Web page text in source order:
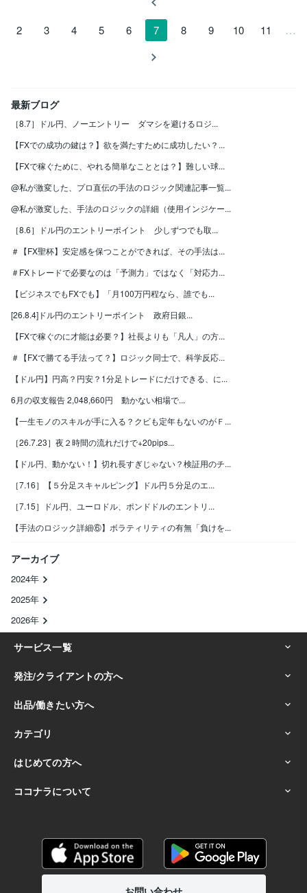
2 3 4 5 6 7 8 9 10 11 …
最新ブログ
［8.7］ドル円、ノーエントリー ダマシを避けるロジ...
【FXでの成功の鍵は？】欲を満たすために成功したい？...
【FXで稼ぐために、やれる簡単なこととは？】難しい球...
@私が激変した、プロ直伝の手法のロジック関連記事一覧...
@私が激変した、手法のロジックの詳細（使用インジケー...
［8.6］ドル円のエントリーポイント 少しずつでも取...
＃【FX聖杯】安定感を保つことができれば、その手法は...
＃FXトレードで必要なのは「予測力」ではなく「対応力...
【ビジネスでもFXでも】「月100万円程なら、誰でも...
[26.8.4]ドル円のエントリーポイント 政府日銀...
【FXで稼ぐのに才能は必要？】社長よりも「凡人」の方...
＃【FXで勝てる手法って？】ロジック同士で、科学反応...
【ドル円】円高？円安？1分足トレードにだけできる、に...
6月の収支報告 2,048,660円 動かない相場で...
【一生モノのスキルが手に入る？クビも定年もないのがＦ...
［26.7.23］夜２時間の流れだけで+20pips...
【ドル円、動かない！】切れ長すぎじゃない？検証用のチ...
［7.16］【５分足スキャルピング】ドル円５分足のエ...
［7.15］ドル円、ユーロドル、ポンドドルのエントリ...
【手法のロジック詳細⑥】ボラティリティの有無「負けを...
アーカイブ
2024年
2025年
2026年